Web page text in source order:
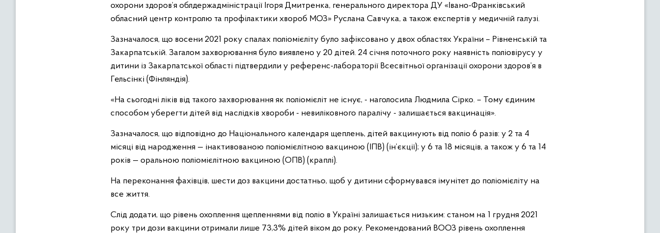
охорони здоров’я облдержадміністрації Ігоря Дмитренка, генерального директора ДУ «Івано-Франківський
обласний центр контролю та профілактики хвороб МОЗ» Руслана Савчука, а також експертів у медичній галузі.
Зазначалося, що восени 2021 року спалах поліомієліту було зафіксовано у двох областях України – Рівненській та
Закарпатській. Загалом захворювання було виявлено у 20 дітей. 24 січня поточного року наявність поліовірусу у
дитини із Закарпатської області підтвердили у референс-лабораторії Всесвітньої організації охорони здоров’я в
Гельсінкі (Фінляндія).
«На сьогодні ліків від такого захворювання як поліомієліт не існує, - наголосила Людмила Сірко. – Тому єдиним
способом уберегти дітей від наслідків хвороби - невиліковного паралічу - залишається вакцинація».
Зазначалося, що відповідно до Національного календаря щеплень, дітей вакцинують від поліо 6 разів: у 2 та 4
місяці від народження — інактивованою поліомієлітною вакциною (ІПВ) (ін’єкції); у 6 та 18 місяців, а також у 6 та 14
років — оральною поліомієлітною вакциною (ОПВ) (краплі).
На переконання фахівців, шести доз вакцини достатньо, щоб у дитини сформувався імунітет до поліомієліту на
все життя.
Слід додати, що рівень охоплення щепленнями від поліо в Україні залишається низьким: станом на 1 грудня 2021
року три дози вакцини отримали лише 73,3% дітей віком до року. Рекомендований ВООЗ рівень охоплення